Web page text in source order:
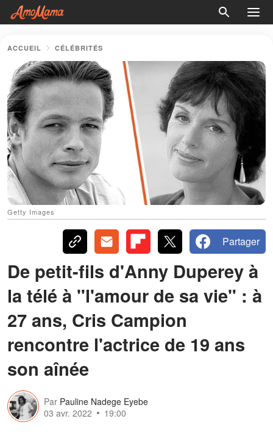
ACCUEIL CÉLÉBRITÉS
Getty Images
Partager
De petit-fils d'Anny Duperey à
la télé à "l'amour de sa vie" : à
27 ans, Cris Campion
rencontre l'actrice de 19 ans
son aînée
Par Pauline Nadege Eyebe
03 avr. 2022
19:00